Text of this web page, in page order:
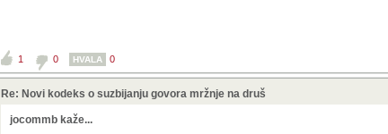
1 0 HVALA 0
Re: Novi kodeks o suzbijanju govora mržnje na druš
jocommb kaže...